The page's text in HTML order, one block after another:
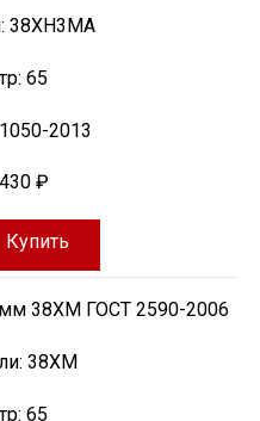
38ХН3МА
65
2013
₽
Купить
38ХМ ГОСТ 2590-2006
38ХМ
65